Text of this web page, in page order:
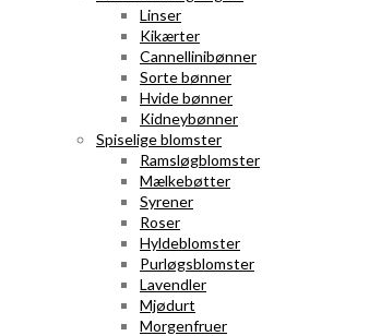
Linser
Kikærter
Cannellinibønner
Sorte bønner
Hvide bønner
Kidneybønner
Spiselige blomster
Ramsløgblomster
Mælkebøtter
Syrener
Roser
Hyldeblomster
Purløgsblomster
Lavendler
Mjødurt
Morgenfruer